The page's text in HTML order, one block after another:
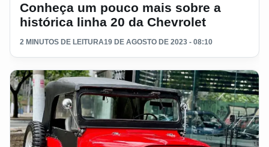
Conheça um pouco mais sobre a
histórica linha 20 da Chevrolet
2 MINUTOS DE LEITURA19 DE AGOSTO DE 2023 - 08:10